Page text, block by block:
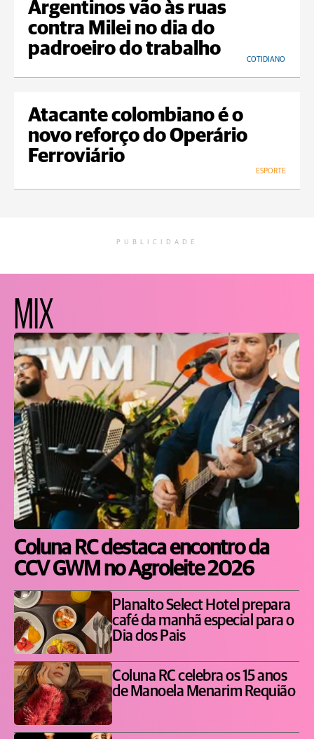
Argentinos vão às ruas
contra Milei no dia do
padroeiro do trabalho
COTIDIANO
Atacante colombiano é o
novo reforço do Operário
Ferroviário
ESPORTE
PUBLICIDADE
MIX
Coluna RC destaca encontro da
CCV GWM no Agroleite 2026
Planalto Select Hotel prepara
café da manhã especial para o
Dia dos Pais
Coluna RC celebra os 15 anos
de Manoela Menarim Requião